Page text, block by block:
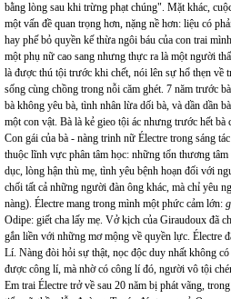
bằng lòng sau khi trừng phạt chúng". Mặt khác,
một vấn đề quan trọng hơn, nặng nề hơn: liệu có
hay phế bỏ quyền kế thừa ngôi báu của con trai
một phụ nữ cao sang nhưng thực ra là một người
là được thú tội trước khi chết, nói lên sự hổ thẹn về
sống cùng chồng trong nỗi căm ghét. 7 năm trước
bà không yêu bà, tình nhân lừa dối bà, và dần dần
một con vật. Bà là kẻ gieo tội ác nhưng trước hết bà
Con gái của bà - nàng trinh nữ Électre trong sáng
thuộc lĩnh vực phân tâm học: những tổn thương
dục, lòng hận thù mẹ, tình yêu bệnh hoạn đối với
chối tất cả những người đàn ông khác, mà chỉ yêu
nàng). Électre mang trong mình một phức cảm lớn:
Odipe: giết cha lấy mẹ. Vở kịch của Giraudoux đã
gắn liền với những mơ mộng về quyền lực. Électre
Lí. Nàng đòi hỏi sự thật, nọc độc duy nhất không
được công lí, mà nhờ có công lí đó, người vô tội
Em trai Électre trở về sau 20 năm bị phát vãng,